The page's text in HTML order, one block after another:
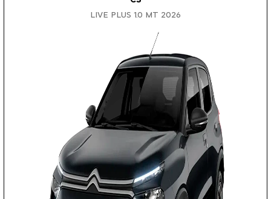
LIVE PLUS 1.0 MT 2026